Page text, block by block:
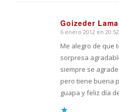
Goizeder
Dice:
6 enero 2012 en 20:52
Me alegro de que
sorpresa
siempre se
pero tiene buena
guapa y feliz día